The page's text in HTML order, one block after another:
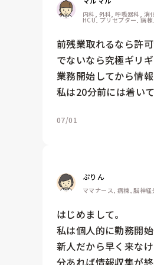
内科, 外科, 呼吸器科, 消
HCU, プリセプター, 病
前残業取れるなら許
でないなら究極ギリギ
業務開始してから情
私は20分前には着い
07/01
ぷりん
ママナース, 病棟, 脳神
はじめまして。
私は個人的に勤務開
新人だから早く来な
分あれば情報収集が